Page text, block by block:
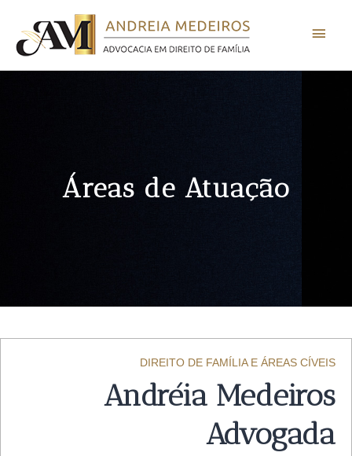
conteúdo
Áreas de Atuação
DIREITO DE FAMÍLIA E ÁREAS CÍVEIS
Andréia Medeiros
Advogada